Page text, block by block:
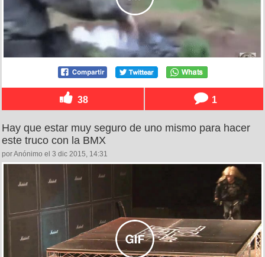
38 1
Hay que estar muy seguro de uno mismo para hacer
este truco con la BMX
por Anónimo el 3 dic 2015, 14:31